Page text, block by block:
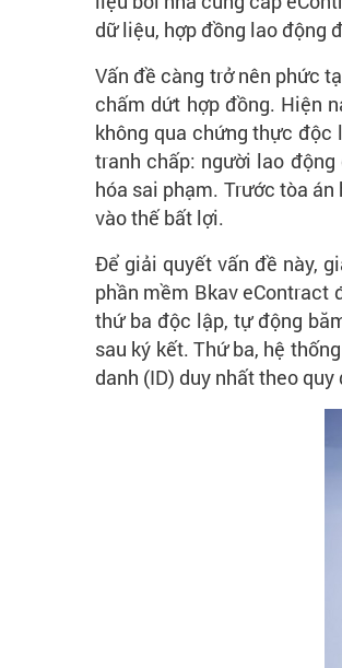
dữ liệu, hợp đồng lao động
Vấn đề càng trở nên phức
chấm dứt hợp đồng. Hiện
không qua chứng thực
tranh chấp: người lao
hóa sai phạm. Trước tòa
vào thế bất lợi.
Để giải quyết vấn đề này,
phần mềm Bkav eContract
thứ ba độc lập, tự động
sau ký kết. Thứ ba, hệ
danh (ID) duy nhất theo quy